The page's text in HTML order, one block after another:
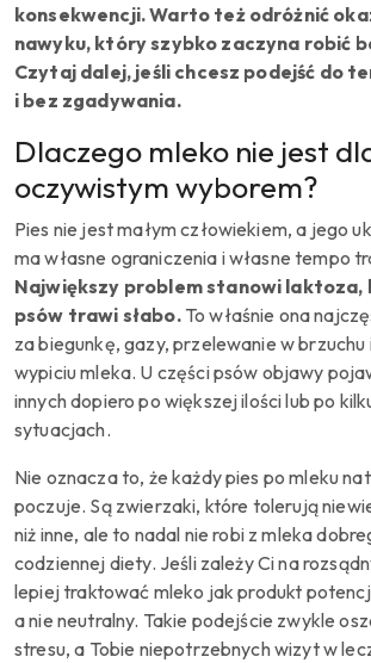
konsekwencji. Warto też odróżnić
nawyku, który szybko zaczyna robić
Czytaj dalej, jeśli chcesz podejść do
i bez zgadywania.
Dlaczego mleko nie jest
oczywistym wyborem?
Pies nie jest małym człowiekiem, a jego
ma własne ograniczenia i własne tempo
Największy problem stanowi laktoza,
psów trawi słabo.To właśnie ona
za biegunkę, gazy, przelewanie w
wypiciu mleka. U części psów objawy
innych dopiero po większej ilości lub po
sytuacjach.
Nie oznacza to, że każdy pies po mleku
poczuje. Są zwierzaki, które tolerują
niż inne, ale to nadal nie robi z mleka
codziennej diety. Jeśli zależy Ci na
lepiej traktować mleko jak produkt
a nie neutralny. Takie podejście zwykle
stresu, a Tobie niepotrzebnych wizyt w